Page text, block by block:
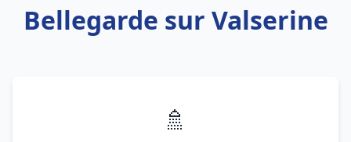
Bellegarde sur Valserine
🚿